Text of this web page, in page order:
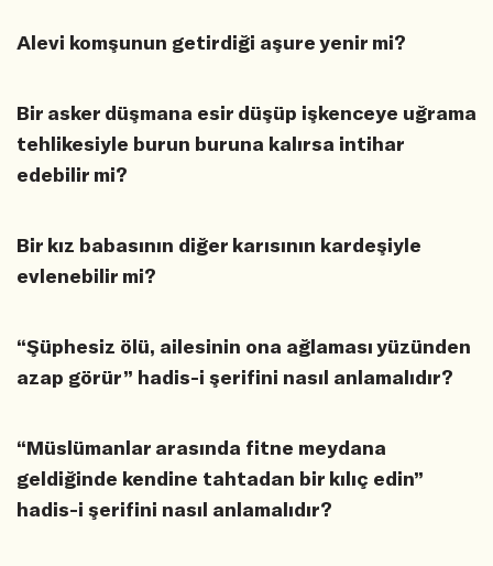
Alevi komşunun getirdiği aşure yenir mi?
Bir asker düşmana esir düşüp işkenceye uğrama
tehlikesiyle burun buruna kalırsa intihar
edebilir mi?
Bir kız babasının diğer karısının kardeşiyle
evlenebilir mi?
“Şüphesiz ölü, ailesinin ona ağlaması yüzünden
azap görür” hadis-i şerifini nasıl anlamalıdır?
“Müslümanlar arasında fitne meydana
geldiğinde kendine tahtadan bir kılıç edin”
hadis-i şerifini nasıl anlamalıdır?